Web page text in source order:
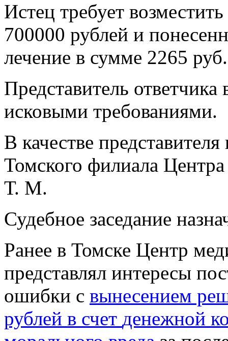
Истец требует
700000 рублей и
лечение в сумме 2265 руб.
Представитель ответчика
исковыми требованиями.
В качестве
Томского филиала
Т. М.
Судебное заседание
Ранее в Томске Центр
представлял интересы
ошибки с вынесением
рублей в счет денежной